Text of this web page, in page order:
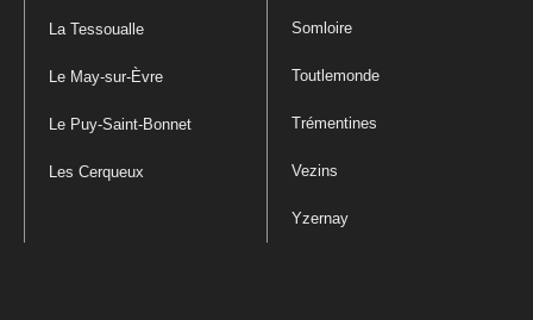
La Tessoualle
Le May-sur-Èvre
Le Puy-Saint-Bonnet
Les Cerqueux
Somloire
Toutlemonde
Trémentines
Vezins
Yzernay